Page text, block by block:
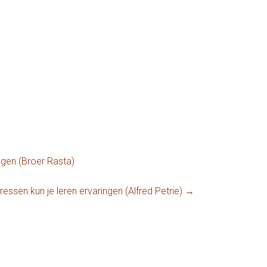
(Broer Rasta)
kun je leren ervaringen (Alfred Petrie) →